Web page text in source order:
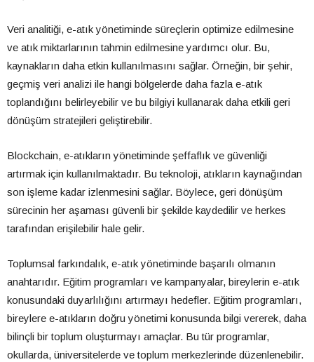
Veri analitiği, e-atık yönetiminde süreçlerin optimize edilmesine
ve atık miktarlarının tahmin edilmesine yardımcı olur. Bu,
kaynakların daha etkin kullanılmasını sağlar. Örneğin, bir şehir,
geçmiş veri analizi ile hangi bölgelerde daha fazla e-atık
toplandığını belirleyebilir ve bu bilgiyi kullanarak daha etkili geri
dönüşüm stratejileri geliştirebilir.
Blockchain, e-atıkların yönetiminde şeffaflık ve güvenliği
artırmak için kullanılmaktadır. Bu teknoloji, atıkların kaynağından
son işleme kadar izlenmesini sağlar. Böylece, geri dönüşüm
sürecinin her aşaması güvenli bir şekilde kaydedilir ve herkes
tarafından erişilebilir hale gelir.
Toplumsal farkındalık, e-atık yönetiminde başarılı olmanın
anahtarıdır. Eğitim programları ve kampanyalar, bireylerin e-atık
konusundaki duyarlılığını artırmayı hedefler. Eğitim programları,
bireylere e-atıkların doğru yönetimi konusunda bilgi vererek, daha
bilinçli bir toplum oluşturmayı amaçlar. Bu tür programlar,
okullarda, üniversitelerde ve toplum merkezlerinde düzenlenebilir.